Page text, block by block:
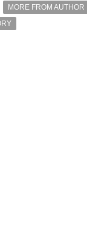
MORE FROM AUTHOR